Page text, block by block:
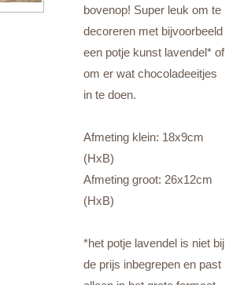
bovenop! Super leuk om te
decoreren met bijvoorbeeld
een potje kunst lavendel* of
om er wat chocoladeeitjes
in te doen.
Afmeting klein: 18x9cm
(HxB)
Afmeting groot: 26x12cm
(HxB)
*het potje lavendel is niet bij
de prijs inbegrepen en past